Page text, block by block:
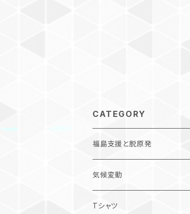
CATEGORY
福島支援と脱原発
気候変動
Tシャツ